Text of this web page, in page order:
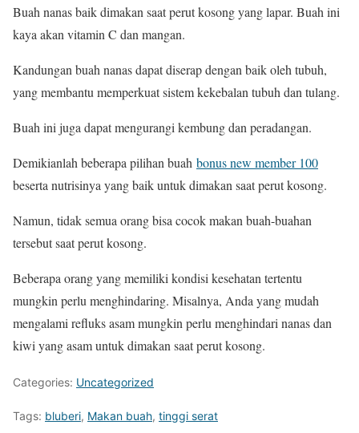
Buah nanas baik dimakan saat perut kosong yang lapar. Buah ini
kaya akan vitamin C dan mangan.
Kandungan buah nanas dapat diserap dengan baik oleh tubuh,
yang membantu memperkuat sistem kekebalan tubuh dan tulang.
Buah ini juga dapat mengurangi kembung dan peradangan.
Demikianlah beberapa pilihan buah bonus new member 100
beserta nutrisinya yang baik untuk dimakan saat perut kosong.
Namun, tidak semua orang bisa cocok makan buah-buahan
tersebut saat perut kosong.
Beberapa orang yang memiliki kondisi kesehatan tertentu
mungkin perlu menghindaring. Misalnya, Anda yang mudah
mengalami refluks asam mungkin perlu menghindari nanas dan
kiwi yang asam untuk dimakan saat perut kosong.
Categories: Uncategorized
Tags: bluberi, Makan buah, tinggi serat